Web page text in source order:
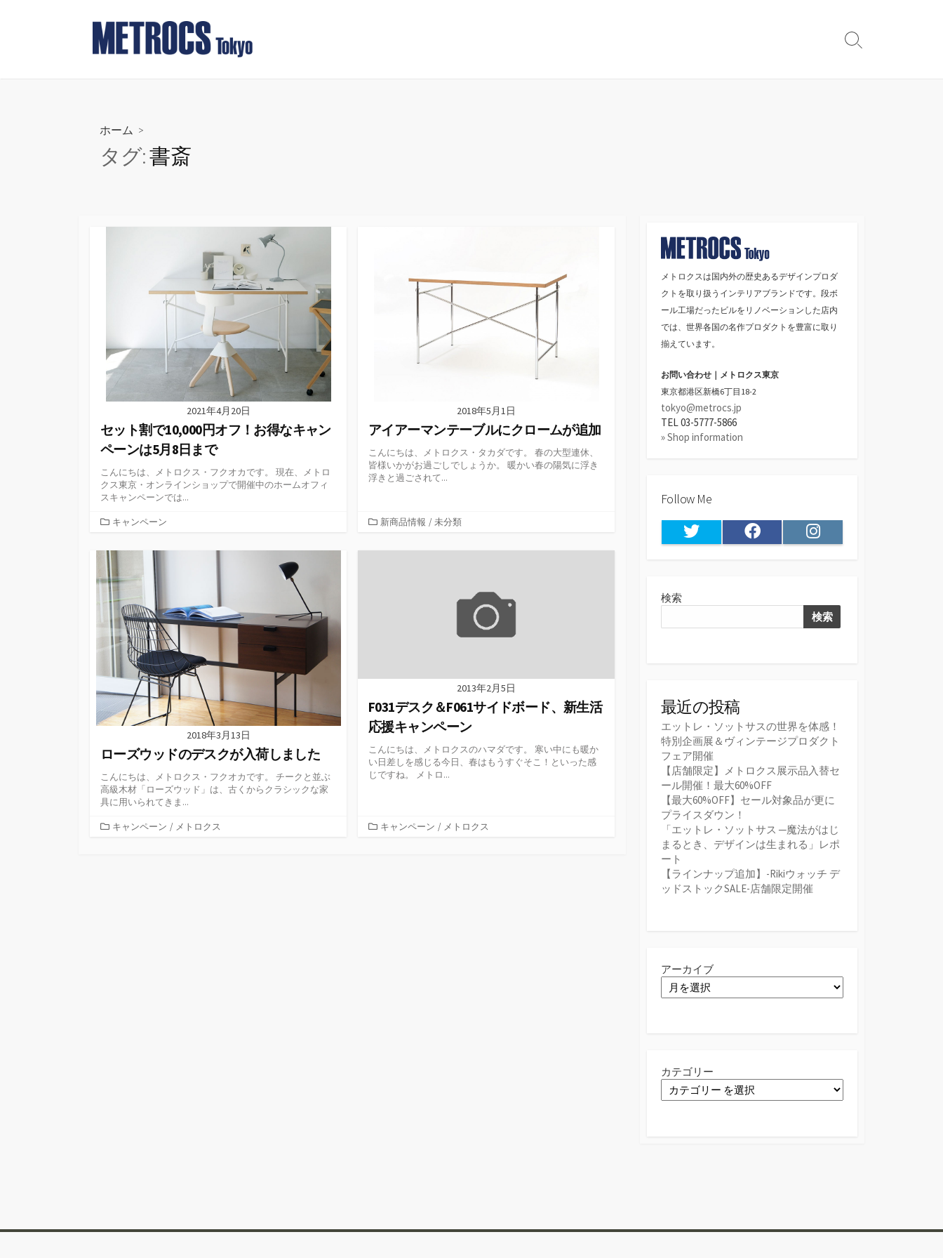
ツ
検
ホーム >
タグ:書斎
2021年4月20日
セット割で10,000円オフ！お得なキャン
ペーンは5月8日まで
こんにちは、メトロクス・フクオカです。 現在、メトロ
クス東京・オンラインショップで開催中のホームオフィ
スキャンペーンでは...
カ
ゴ
リ
ー
キャンペーン
2018年5月1日
アイアーマンテーブルにクロームが追加
こんにちは、メトロクス・タカダです。 春の大型連休、
皆様いかがお過ごしでしょうか。 暖かい春の陽気に浮き
浮きと過ごされて...
カ
ゴ
新商品情報 / 未分類
2018年3月13日
ローズウッドのデスクが入荷しました
こんにちは、メトロクス・フクオカです。 チークと並ぶ
高級木材「ローズウッド」は、古くからクラシックな家
具に用いられてきま...
カキャンペーン / メトロクス
2013年2月5日
F031デスク＆F061サイドボード、新生活
応援キャンペーン
こんにちは、メトロクスのハマダです。 寒い中にも暖か
い日差しを感じる今日、春はもうすぐそこ！といった感
じですね。 メトロ...
カキャンペーン / メトロクス
メトロクスは国内外の歴史あるデザインプロダ
クトを取り扱うインテリアブランドです。段ボ
ール工場だったビルをリノベーションした店内
では、世界各国の名作プロダクトを豊富に取り
揃えています。
お問い合わせ｜メトロクス東京
東京都港区新橋6丁目18-2
tokyo@metrocs.jp
TEL 03-5777-5866
» Shop information
Follow Me
Twitter Facebook Instagram
検索
検索
最近の投稿
エットレ・ソットサスの世界を体感！
特別企画展＆ヴィンテージプロダクト
フェア開催
【店舗限定】メトロクス展示品入替セ
ール開催！最大60%OFF
【最大60%OFF】セール対象品が更に
プライスダウン！
「エットレ・ソットサス ─魔法がはじ
まるとき、デザインは生まれる」レポ
ート
【ラインナップ追加】-Rikiウォッチ デ
ッドストックSALE-店舗限定開催
アーカイブ
カテゴリー